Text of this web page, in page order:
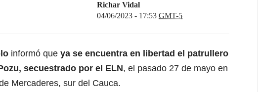
Richar Vidal
04/06/2023 - 17:53 GMT-5
informó que ya se encuentra en libertad el patrullero
secuestrado por el ELN, el pasado 27 de mayo en
Mercaderes, sur del Cauca.